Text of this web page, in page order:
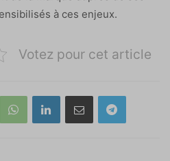
à ces enjeux.
Votez pour cet article